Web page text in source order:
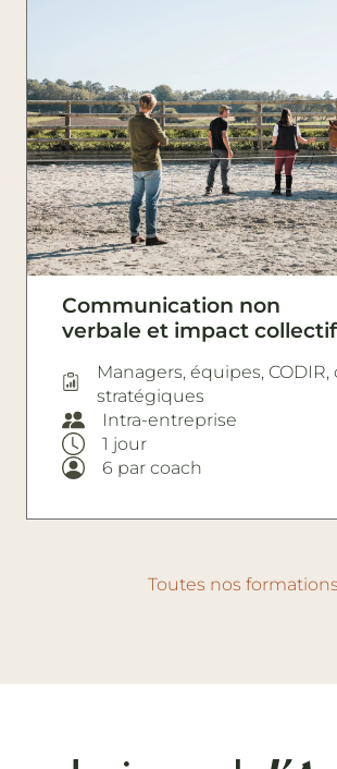
Communication non
verbale et impact collectif
Managers, équipes,
stratégiques
Intra-entreprise
1 jour
6 par coach
Toutes nos formations